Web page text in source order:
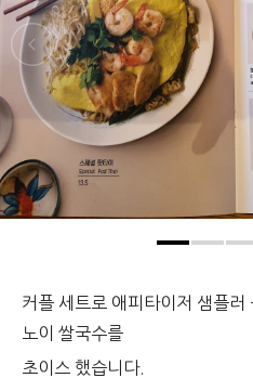
커플 세트로 애피타이저 샘플
노이 쌀국수를
초이스 했습니다.